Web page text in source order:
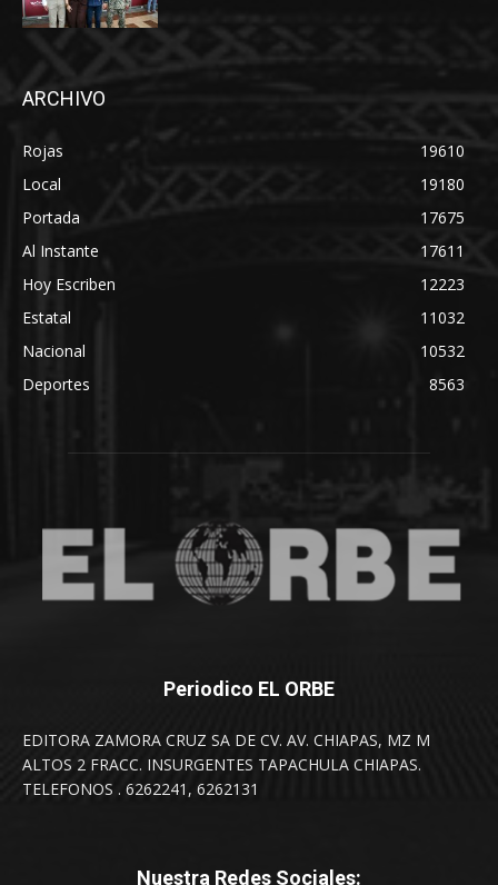
ARCHIVO
Rojas
19610
Local
19180
Portada
17675
Al Instante
17611
Hoy Escriben
12223
Estatal
11032
Nacional
10532
Deportes
8563
Periodico EL ORBE
EDITORA ZAMORA CRUZ SA DE CV. AV. CHIAPAS, MZ M
ALTOS 2 FRACC. INSURGENTES TAPACHULA CHIAPAS.
TELEFONOS . 6262241, 6262131
Nuestra Redes Sociales: